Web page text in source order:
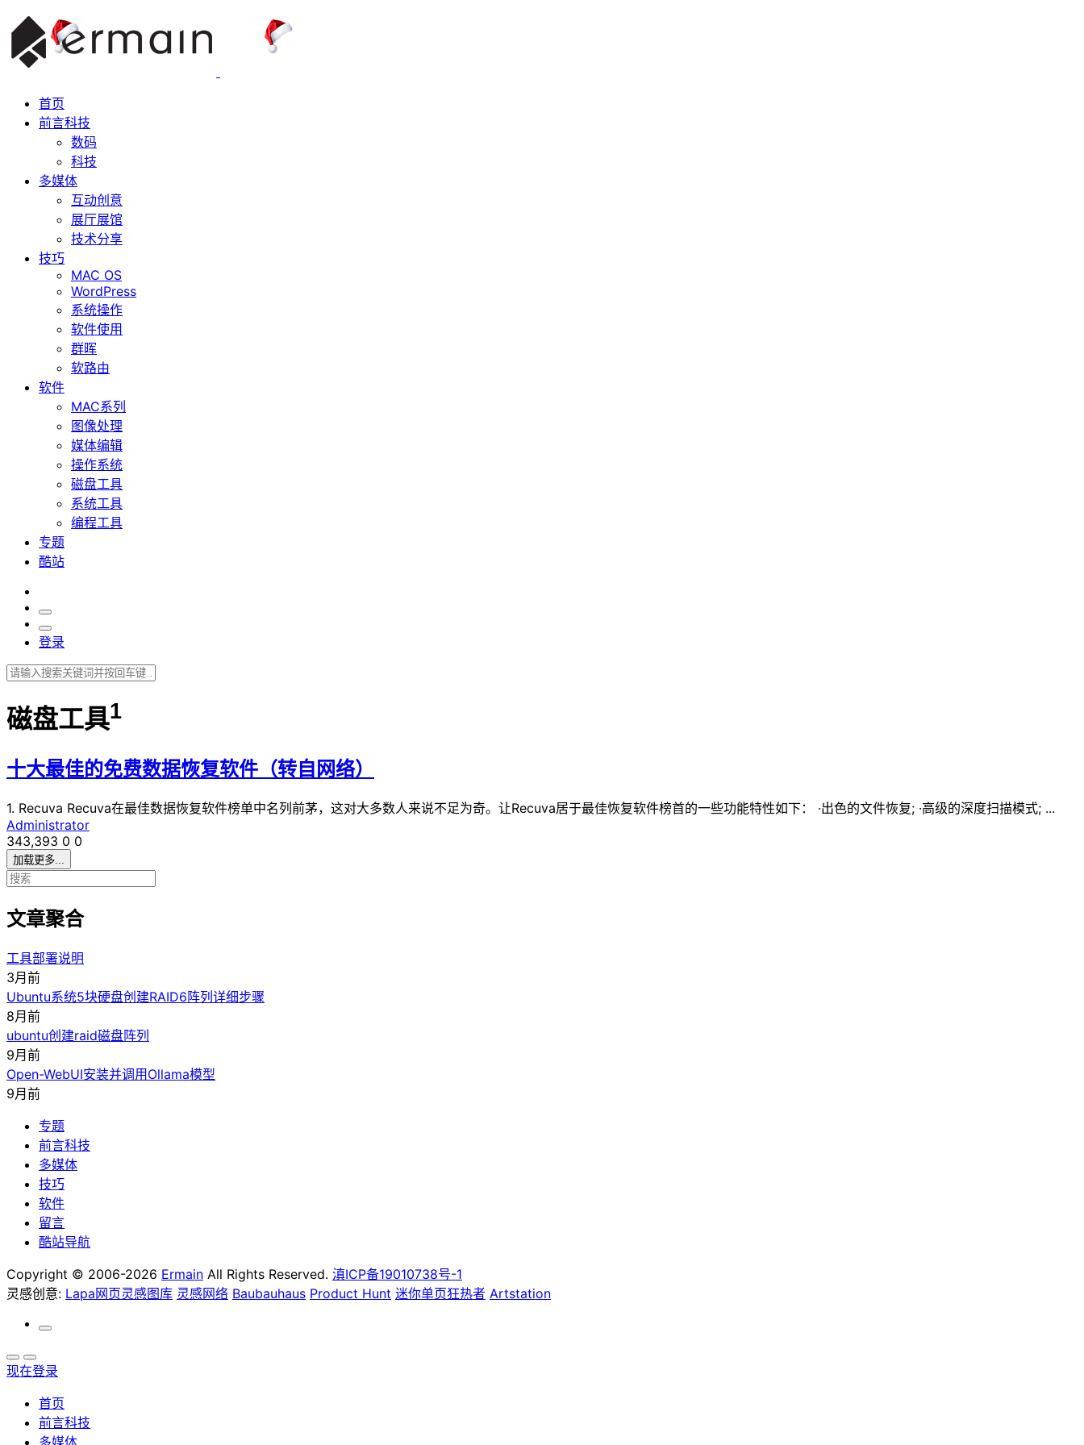
首页
前言科技
数码
科技
多媒体
互动创意
展厅展馆
技术分享
技巧
MAC OS
WordPress
系统操作
软件使用
群晖
软路由
软件
MAC系列
图像处理
媒体编辑
操作系统
磁盘工具
系统工具
编程工具
专题
酷站
登录
磁盘工具1
十大最佳的免费数据恢复软件（转自网络）
1. Recuva Recuva在最佳数据恢复软件榜单中名列前茅，这对大多数人来说不足为奇。让Recuva居于最佳恢复软件榜首的一些功能特性如下： ·出色的文件恢复; ·高级的深度扫描模式; ...
Administrator
343,393 0 0
加载更多...
文章聚合
工具部署说明
3月前
Ubuntu系统5块硬盘创建RAID6阵列详细步骤
8月前
ubuntu创建raid磁盘阵列
9月前
Open-WebUI安装并调用Ollama模型
9月前
专题
前言科技
多媒体
技巧
软件
留言
酷站导航
Copyright © 2006-2026 Ermain All Rights Reserved. 滇ICP备19010738号-1
灵感创意: Lapa网页灵感图库 灵感网络 Baubauhaus Product Hunt 迷你单页狂热者 Artstation
现在登录
首页
前言科技
多媒体